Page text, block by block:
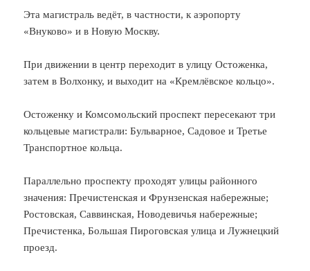
Эта магистраль ведёт, в частности, к аэропорту
«Внуково» и в Новую Москву.
При движении в центр переходит в улицу Остоженка,
затем в Волхонку, и выходит на «Кремлёвское кольцо».
Остоженку и Комсомольский проспект пересекают три
кольцевые магистрали: Бульварное, Садовое и Третье
Транспортное кольца.
Параллельно проспекту проходят улицы районного
значения: Пречистенская и Фрунзенская набережные;
Ростовская, Саввинская, Новодевичья набережные;
Пречистенка, Большая Пироговская улица и Лужнецкий
проезд.